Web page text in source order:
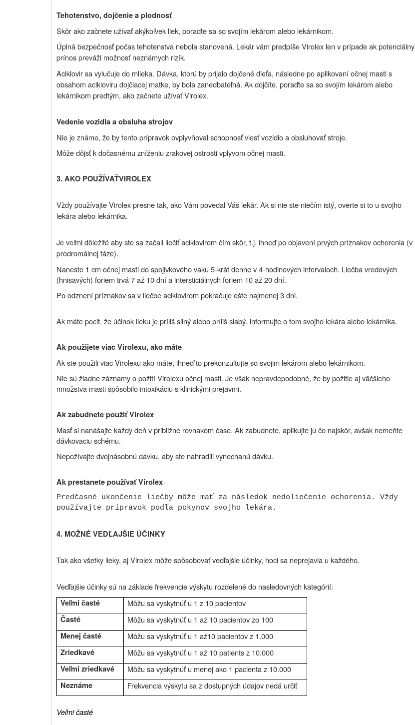
Tehotenstvo, dojčenie a plodnosť
Skôr ako začnete užívať akýkoľvek liek, poraďte sa so svojím lekárom alebo lekárnikom.
Úplná bezpečnosť počas tehotenstva nebola stanovená. Lekár vám predpíše Virolex len v prípade ak potenciálny
prínos preváži možnosť neznámych rizík.
Aciklovir sa vylučuje do mlieka. Dávka, ktorú by prijalo dojčené dieťa, následne po aplikovaní očnej masti s
obsahom acikloviru dojčiacej matke, by bola zanedbateľná. Ak dojčíte, poraďte sa so svojím lekárom alebo
lekárnikom predtým, ako začnete užívať Virolex.
Vedenie vozidla a obsluha strojov
Nie je známe, že by tento prípravok ovplyvňoval schopnosť viesť vozidlo a obsluhovať stroje.
Môže dôjsť k dočasnému zníženiu zrakovej ostrosti vplyvom očnej masti.
3.AKO POUŽÍVAŤVIROLEX
Vždypoužívajte Virolex presne tak, ako Vám povedal Váš lekár. Ak si nie ste niečím istý, overte si to u svojho
lekára alebo lekárnika.
Je veľmi dôležité aby ste sa začali liečiť aciklovirom čím skôr, t.j. ihneď po objavení prvých príznakov ochorenia (v
prodromálnej fáze).
Naneste 1 cm očnej masti do spojivkového vaku 5-krát denne v 4-hodinových intervaloch. Liečba vredových
(hnisavých) foriem trvá 7 až 10 dní a intersticiálnych foriem 10 až 20 dní.
Po odznení príznakov sa v liečbe aciklovirom pokračuje ešte najmenej 3 dni.
Ak máte pocit, že účinok lieku je príliš silný alebo príliš slabý, informujte o tom svojho lekára alebo lekárnika.
Ak použijete viac Virolexu, ako máte
Ak ste použili viac Virolexu ako máte, ihneď to prekonzultujte so svojim lekárom alebo lekárnikom.
Nie sú žiadne záznamy o požití Virolexu očnej masti. Je však nepravdepodobné, že by požitie aj väčšieho
množstva masti spôsobilo intoxikáciu s klinickými prejavmi.
Ak zabudnete použiť Virolex
Masť si nanášajte každý deň v približne rovnakom čase. Ak zabudnete, aplikujte ju čo najskôr, avšak nemeňte
dávkovaciu schému.
Nepožívajte dvojnásobnú dávku, aby ste nahradili vynechanú dávku.
Ak prestanete používať Virolex
Predčasné ukončenie liečby môže mať za následok nedoliečenie ochorenia. Vždy
používajte prípravok podľa pokynov svojho lekára.
4. MOŽNÉ VEDĽAJŠIE ÚČINKY
Tak ako všetky lieky, aj Virolex môže spôsobovať vedľajšie účinky, hoci sa neprejavia u každého.
Vedľajšie účinky sú na základe frekvencie výskytu rozdelené do nasledovných kategórií:
Veľmi časté
Môžu sa vyskytnúť u 1 z 10 pacientov
Časté
Môžu sa vyskytnúť u 1 až 10 pacientov zo 100
Menej časté
Môžu sa vyskytnúť u 1 až10 pacientov z 1.000
Zriedkavé
Môžu sa vyskytnúť u 1 až 10 patients z 10.000
Veľmi zriedkavé
Môžu sa vyskytnúť u menej ako 1 pacienta z 10.000
Neznáme
Frekvencia výskytu sa z dostupných údajov nedá určiť
Veľmi časté